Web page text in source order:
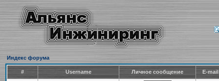
Индекс форума
# Username Личное сообщение E-